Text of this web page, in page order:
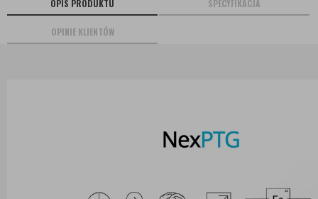
OPIS PRODUKTU SPECYFIKACJA
OPINIE KLIENTÓW